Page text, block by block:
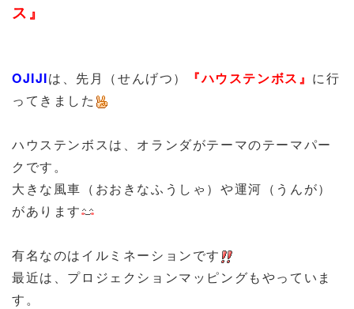
ス』
OJIJIは、先月（せんげつ） 『ハウステンボス』 に行
ってきました
ハウステンボスは、オランダがテーマのテーマパー
クです。
大きな風車（おおきなふうしゃ）や運河（うんが）
があります
有名なのはイルミネーションです
最近は、プロジェクションマッピングもやっていま
す。